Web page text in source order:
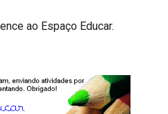
ao Espaço Educar.